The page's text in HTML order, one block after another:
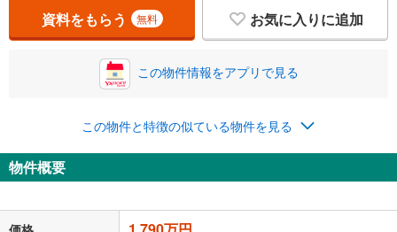
0.01%
一般的には最長35年まで借り入れ可能です。多くの金融機関
閉じる
頭金 万円
資料をもらう 無料 お気に入りに追加
この物件情報をアプリで見る
この物件と特徴の似ている物件を見る
物件概要